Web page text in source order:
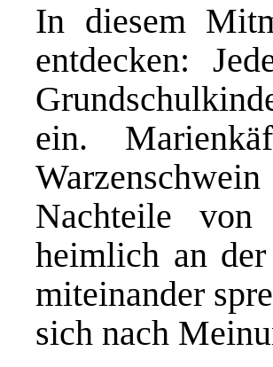
In diesem
entdecken:
ein.
Nachteile
heimlich an
miteinander
sich nach